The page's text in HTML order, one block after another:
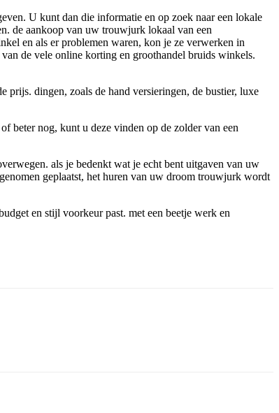
U kunt dan die informatie en op zoek naar een lokale
de aankoop van uw trouwjurk lokaal van een
en als er problemen waren, kon je ze verwerken in
de vele online korting en groothandel bruids winkels.
prijs. dingen, zoals de hand versieringen, de bustier, luxe
beter nog, kunt u deze vinden op de zolder van een
als je bedenkt wat je echt bent uitgaven van uw
geplaatst, het huren van uw droom trouwjurk wordt
en stijl voorkeur past. met een beetje werk en